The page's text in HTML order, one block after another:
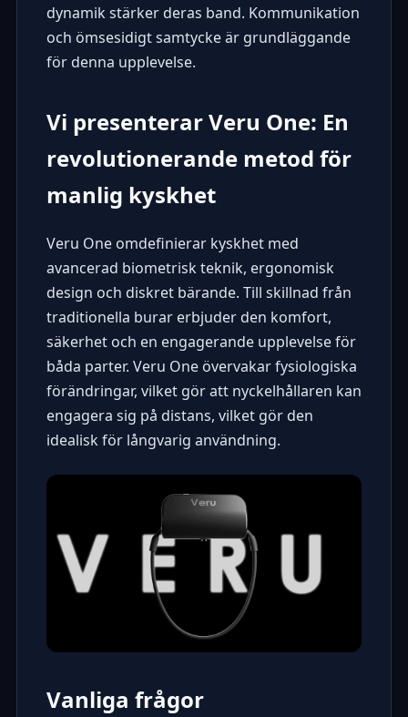
dynamik stärker deras band. Kommunikation
och ömsesidigt samtycke är grundläggande
för denna upplevelse.
Vi presenterar Veru One: En
revolutionerande metod för
manlig kyskhet
Veru One omdefinierar kyskhet med
avancerad biometrisk teknik, ergonomisk
design och diskret bärande. Till skillnad från
traditionella burar erbjuder den komfort,
säkerhet och en engagerande upplevelse för
båda parter. Veru One övervakar fysiologiska
förändringar, vilket gör att nyckelhållaren kan
engagera sig på distans, vilket gör den
idealisk för långvarig användning.
Vanliga frågor